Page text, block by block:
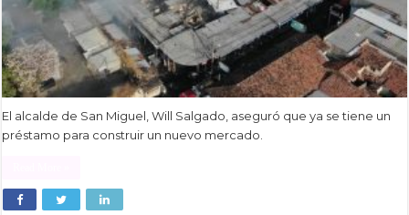
El alcalde de San Miguel, Will Salgado, aseguró que ya se tiene un
préstamo para construir un nuevo mercado.